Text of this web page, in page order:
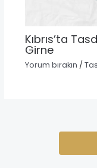
Kıbrıs’ta
Girne
Yorum bırakın /